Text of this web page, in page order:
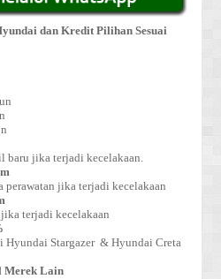
dan Kredit Pilihan Sesuai
baru jika terjadi kecelakaan.
perawatan jika terjadi kecelakaan
terjadi kecelakaan
Hyundai Stargazer & Hyundai Creta
Merek Lain